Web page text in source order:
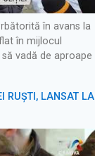
în avans la
în mijlocul
vadă de aproape
RUȘTI, LANSAT LA